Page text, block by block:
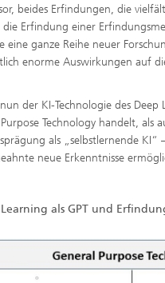
beides Erfindungen, die
Erfindung einer
ganze Reihe neuer
enorme Auswirkungen auf
der KI-Technologie des Deep
Technology handelt,
als „selbstlernende KI“
neue Erkenntnisse
als GPT und